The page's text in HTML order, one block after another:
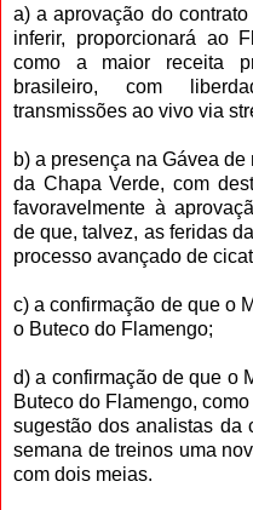
a) a aprovação do
inferir, proporcionará ao
como a maior receita
brasileiro, com
transmissões ao vivo via
b) a presença na Gávea
da Chapa Verde, com
favoravelmente à
de que, talvez, as feridas
processo avançado de
c) a confirmação de que o
o Buteco do Flamengo;
d) a confirmação de que o
Buteco do Flamengo,
sugestão dos analistas da
semana de treinos uma
com dois meias.